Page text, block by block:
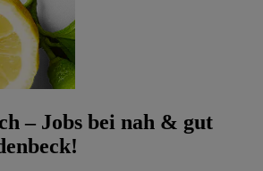
– Jobs bei nah & gut